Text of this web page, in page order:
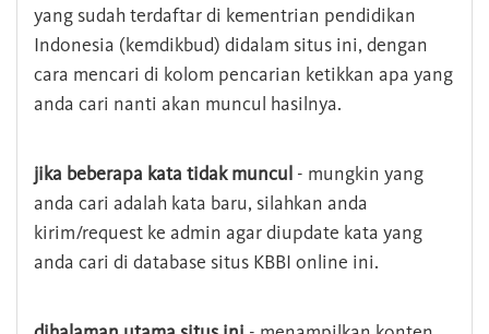
yang sudah terdaftar di kementrian pendidikan
Indonesia (kemdikbud) didalam situs ini, dengan
cara mencari di kolom pencarian ketikkan apa yang
anda cari nanti akan muncul hasilnya.
jika beberapa kata tidak muncul - mungkin yang
anda cari adalah kata baru, silahkan anda
kirim/request ke admin agar diupdate kata yang
anda cari di database situs KBBI online ini.